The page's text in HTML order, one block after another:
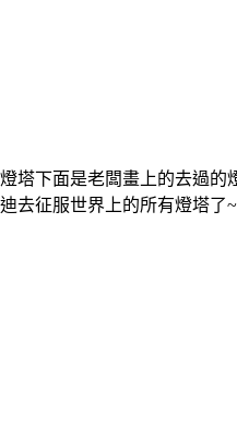
燈塔下面是老闆畫上的去過的
迪去征服世界上的所有燈塔了~